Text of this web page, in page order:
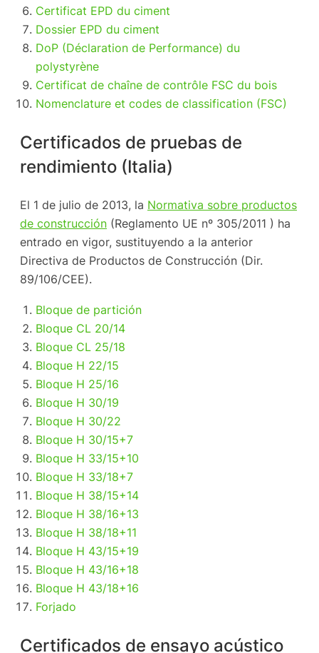
Certificat EPD du ciment
Dossier EPD du ciment
DoP (Déclaration de Performance) du
polystyrène
Certificat de chaîne de contrôle FSC du bois
Nomenclature et codes de classification (FSC)
Certificados de pruebas de
rendimiento (Italia)
El 1 de julio de 2013, la Normativa sobre productos
de construcción (Reglamento UE nº 305/2011 ) ha
entrado en vigor, sustituyendo a la anterior
Directiva de Productos de Construcción (Dir.
89/106/CEE).
Bloque de partición
Bloque CL 20/14
Bloque CL 25/18
Bloque H 22/15
Bloque H 25/16
Bloque H 30/19
Bloque H 30/22
Bloque H 30/15+7
Bloque H 33/15+10
Bloque H 33/18+7
Bloque H 38/15+14
Bloque H 38/16+13
Bloque H 38/18+11
Bloque H 43/15+19
Bloque H 43/16+18
Bloque H 43/18+16
Forjado
Certificados de ensayo acústico